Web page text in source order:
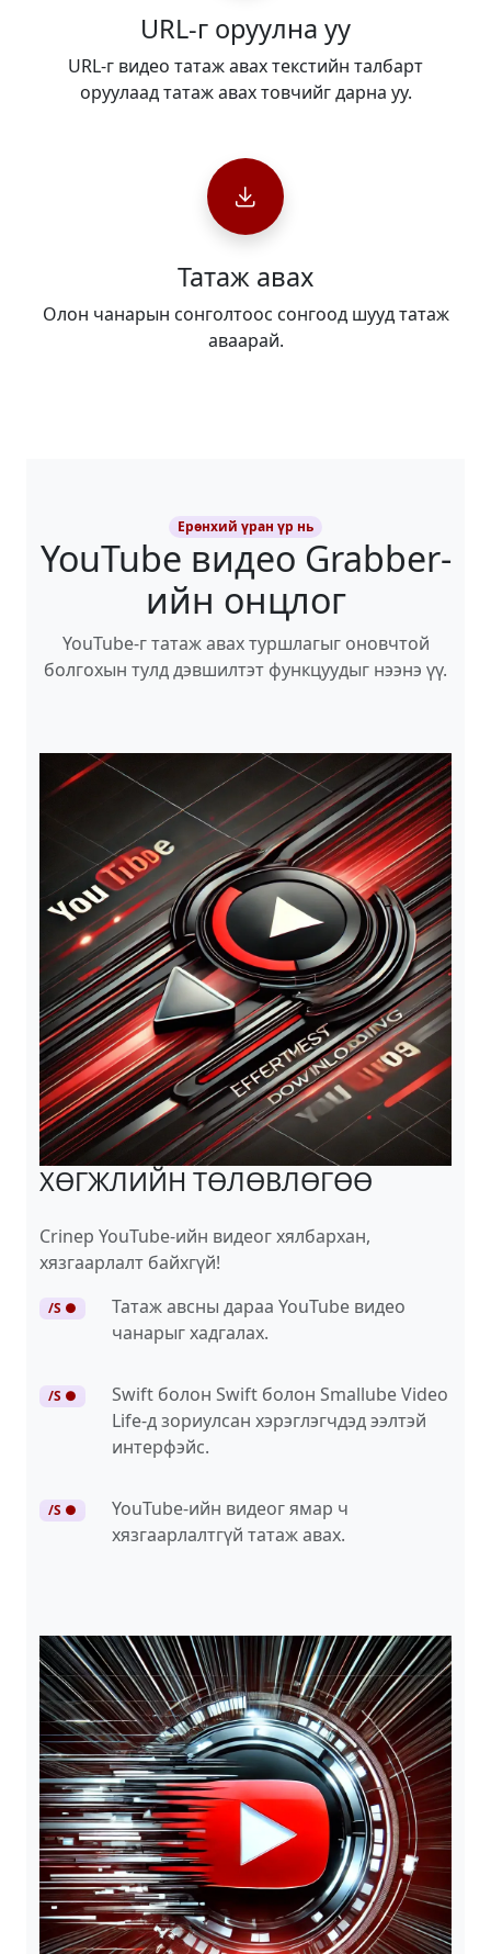
URL-г оруулна уу
URL-г видео татаж авах текстийн талбарт
оруулаад татаж авах товчийг дарна уу.
Татаж авах
Олон чанарын сонголтоос сонгоод шууд татаж
аваарай.
Ерөнхий үран үр нь
YouTube видео Grabber-
ийн онцлог
YouTube-г татаж авах туршлагыг оновчтой
болгохын тулд дэвшилтэт функцуудыг нээнэ үү.
ХӨГЖЛИЙН ТӨЛӨВЛӨГӨӨ
Crinep YouTube-ийн видеог хялбархан,
хязгаарлалт байхгүй!
/S ●
Татаж авсны дараа YouTube видео
чанарыг хадгалах.
/S ●
Swift болон Swift болон Smallube Video
Life-д зориулсан хэрэглэгчдэд ээлтэй
интерфэйс.
/S ●
YouTube-ийн видеог ямар ч
хязгаарлалтгүй татаж авах.